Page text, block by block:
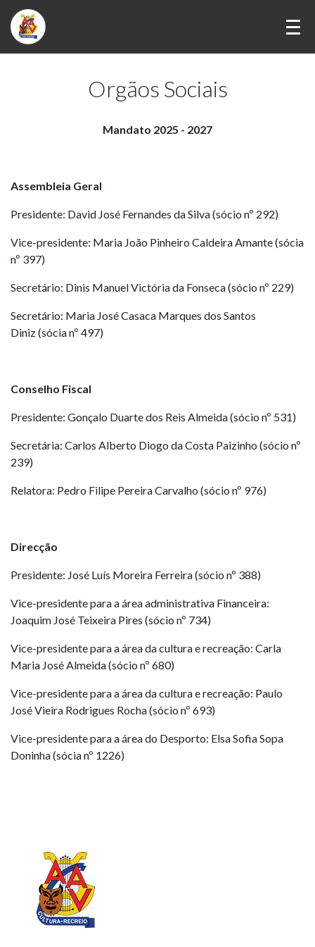
Orgãos Sociais
Mandato 2025 - 2027
Assembleia Geral
Presidente: David José Fernandes da Silva (sócio nº 292)
Vice-presidente: Maria João Pinheiro Caldeira Amante (sócia
nº 397)
Secretário: Dinis Manuel Victória da Fonseca (sócio nº 229)
Secretário: Maria José Casaca Marques dos Santos
Diniz(sócia nº 497)
Conselho Fiscal
Presidente: Gonçalo Duarte dos Reis Almeida(sócio nº 531)
Secretária: Carlos Alberto Diogo da Costa Paizinho (sócio nº
239)
Relatora: Pedro Filipe Pereira Carvalho (sócio nº 976)
Direcção
Presidente: José Luís Moreira Ferreira (sócio nº 388)
Vice-presidente para a área administrativa Financeira:
Joaquim José Teixeira Pires (sócio nº 734)
Vice-presidente para a área da cultura e recreação: Carla
Maria José Almeida (sócio nº 680)
Vice-presidente para a área da cultura e recreação: Paulo
José Vieira Rodrigues Rocha (sócio nº 693)
Vice-presidente para a área do Desporto: Elsa Sofia Sopa
Doninha (sócia nº 1226)